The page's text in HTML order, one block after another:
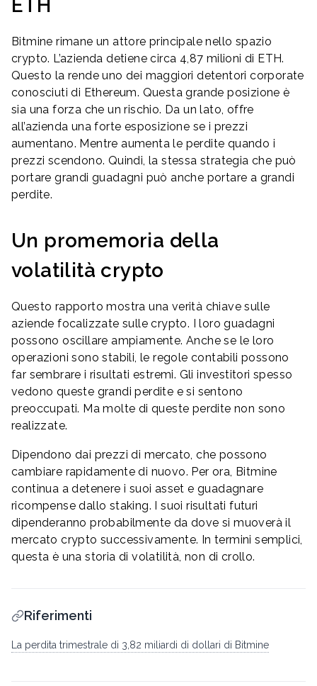
ETH
Bitmine rimane un attore principale nello spazio
crypto. L’azienda detiene circa 4,87 milioni di ETH.
Questo la rende uno dei maggiori detentori corporate
conosciuti di Ethereum. Questa grande posizione è
sia una forza che un rischio. Da un lato, offre
all’azienda una forte esposizione se i prezzi
aumentano. Mentre aumenta le perdite quando i
prezzi scendono. Quindi, la stessa strategia che può
portare grandi guadagni può anche portare a grandi
perdite.
Un promemoria della
volatilità crypto
Questo rapporto mostra una verità chiave sulle
aziende focalizzate sulle crypto. I loro guadagni
possono oscillare ampiamente. Anche se le loro
operazioni sono stabili, le regole contabili possono
far sembrare i risultati estremi. Gli investitori spesso
vedono queste grandi perdite e si sentono
preoccupati. Ma molte di queste perdite non sono
realizzate.
Dipendono dai prezzi di mercato, che possono
cambiare rapidamente di nuovo. Per ora, Bitmine
continua a detenere i suoi asset e guadagnare
ricompense dallo staking. I suoi risultati futuri
dipenderanno probabilmente da dove si muoverà il
mercato crypto successivamente. In termini semplici,
questa è una storia di volatilità, non di crollo.
Riferimenti
La perdita trimestrale di 3,82 miliardi di dollari di Bitmine